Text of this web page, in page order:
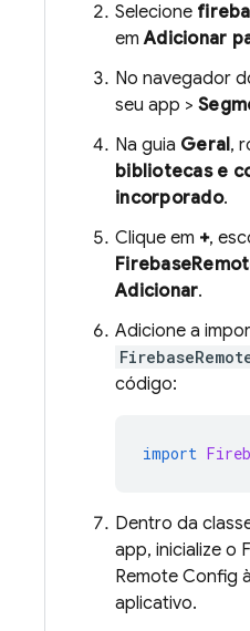
Selecione
emAdicionar
No navegador
seu app >
Na guia Geral,
bibliotecas e
incorporado.
Clique em +,
Adicionar.
Adicione a
código:
import
Dentro da
app, inicialize o
Remote Config
aplicativo.